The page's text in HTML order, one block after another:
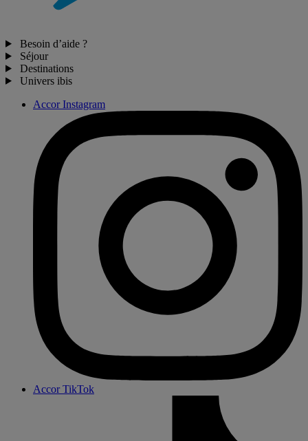
Besoin d’aide ?
Séjour
Destinations
Univers ibis
Accor Instagram
Accor TikTok